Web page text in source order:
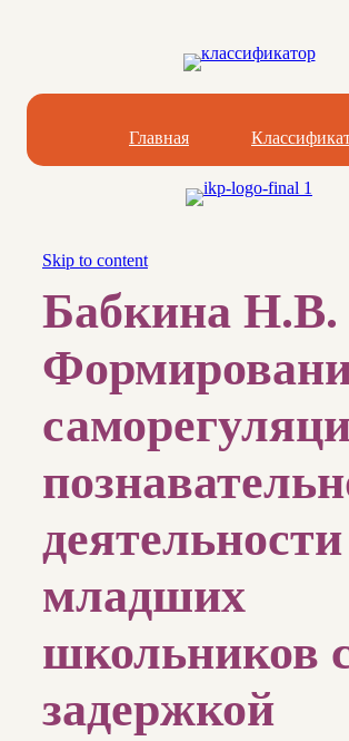
Главная
Skip to content
Бабкина Н.В.
младших
школьников
задержкой